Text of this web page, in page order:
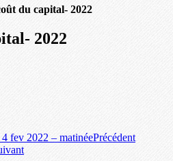
du capital- 2022
2022
fev 2022 – matinéePrécédent